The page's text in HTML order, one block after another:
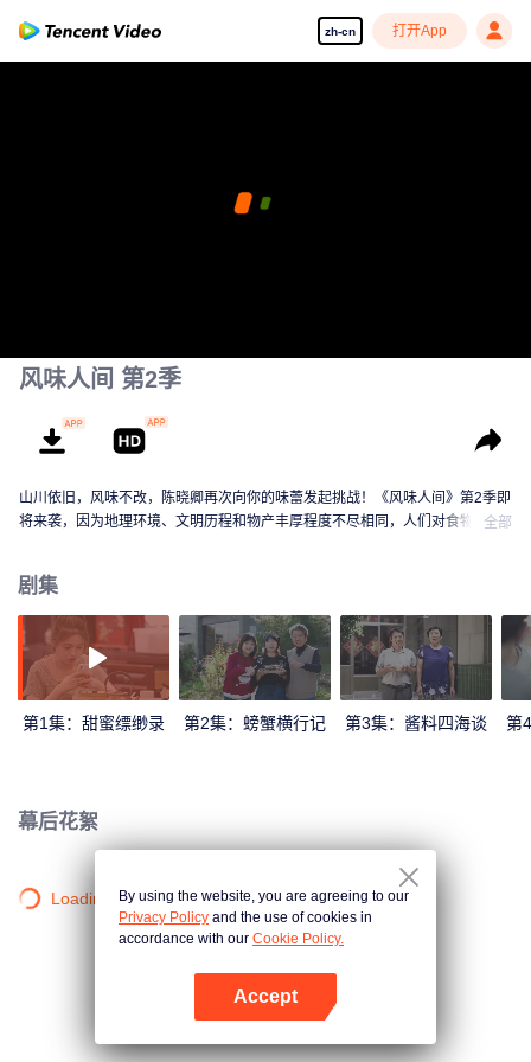
zh-cn 打开App
风味人间 第2季
山川依旧，风味不改，陈晓卿再次向你的味蕾发起挑战！《风味人间》第2季即
将来袭，因为地理环境、文明历程和物产丰厚程度不尽相同，人们对食物的处
似味道。寻找新鲜、猎奇、少为人知的食材，提供趣味和知识，不断创造意外
之喜。拍摄鲜活灵动的影像、采用故事化的叙事、进行平实亲切的讲述，传递
人间至味在身边的温情。
全部
剧集
第1集：甜蜜缥缈录 第2集：螃蟹横行记 第3集：酱料四海谈 第
幕后花絮
Loading…By using the website, you are agreeing to our
Privacy Policy and the use of cookies in
accordance with our Cookie Policy.
Accept